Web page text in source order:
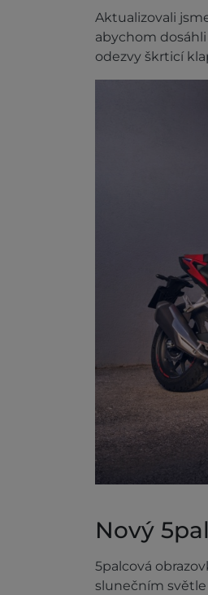
Aktualizovali
abychom
odezvy škrticí
Nový
5palcová
slunečním